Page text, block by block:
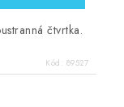
čtvrtka.
Kód: 89527